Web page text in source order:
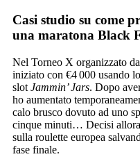
Casi studio su come
una maratona Black
Nel Torneo X organizzato
iniziato con €4 000 usando
slot Jammin’ Jars. Dopo
ho aumentato
calo brusco dovuto ad uno
cinque minuti… Decisi allora
sulla roulette europea
fase finale.